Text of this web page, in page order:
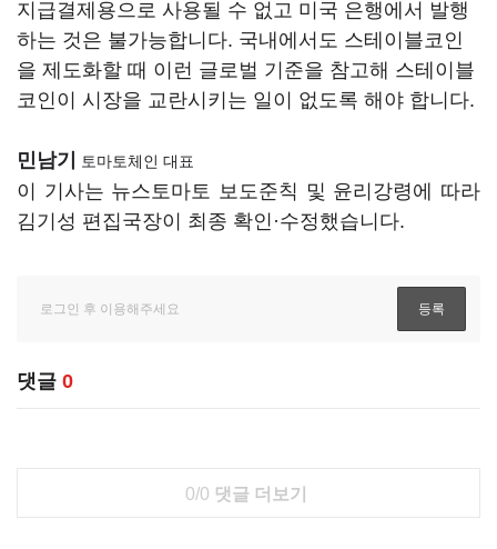
지급결제용으로 사용될 수 없고 미국 은행에서 발행
하는 것은 불가능합니다. 국내에서도 스테이블코인
을 제도화할 때 이런 글로벌 기준을 참고해 스테이블
코인이 시장을 교란시키는 일이 없도록 해야 합니다.
민남기 토마토체인 대표
이 기사는 뉴스토마토 보도준칙 및 윤리강령에 따라
김기성 편집국장이 최종 확인·수정했습니다.
댓글 0
0/0 댓글 더보기